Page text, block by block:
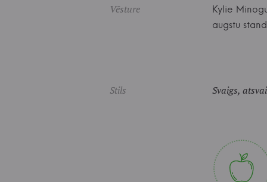
Vēsture
Kylie
augstu
Stils Svaigs,